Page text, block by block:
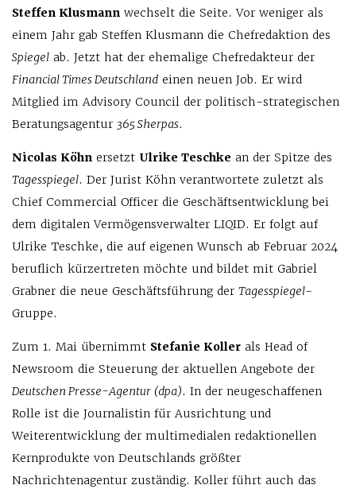
Steffen Klusmann wechselt die Seite. Vor weniger als
einem Jahr gab Steffen Klusmann die Chefredaktion des
Spiegel ab. Jetzt hat der ehemalige Chefredakteur der
Financial Times Deutschland einen neuen Job. Er wird
Mitglied im Advisory Council der politisch-strategischen
Beratungsagentur 365 Sherpas.
Nicolas Köhn ersetzt Ulrike Teschke an der Spitze des
Tagesspiegel. Der Jurist Köhn verantwortete zuletzt als
Chief Commercial Officer die Geschäftsentwicklung bei
dem digitalen Vermögensverwalter LIQID. Er folgt auf
Ulrike Teschke, die auf eigenen Wunsch ab Februar 2024
beruflich kürzertreten möchte und bildet mit Gabriel
Grabner die neue Geschäftsführung der Tagesspiegel-
Gruppe.
Zum 1. Mai übernimmt Stefanie Koller als Head of
Newsroom die Steuerung der aktuellen Angebote der
Deutschen Presse-Agentur (dpa). In der neugeschaffenen
Rolle ist die Journalistin für Ausrichtung und
Weiterentwicklung der multimedialen redaktionellen
Kernprodukte von Deutschlands größter
Nachrichtenagentur zuständig. Koller führt auch das